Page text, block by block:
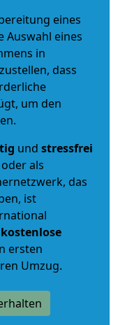
eines
Auswahl eines
in
dass
um den
und stressfrei
oder als
das
ist
ersten
Umzug.